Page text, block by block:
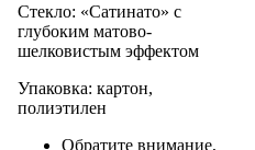
Стекло: «Сатинато» с
глубоким матово-
шелковистым эффектом
Упаковка: картон,
полиэтилен
Обратите внимание,